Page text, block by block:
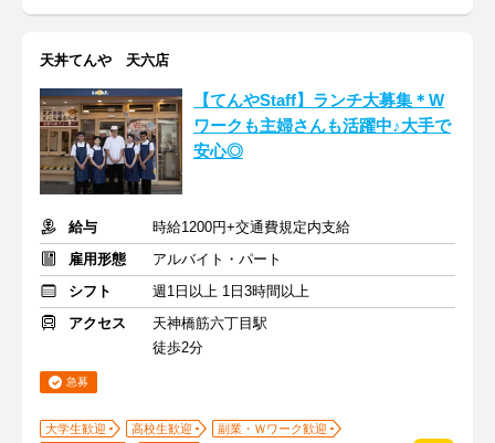
天丼てんや 天六店
【てんやStaff】ランチ大募集＊W
ワークも主婦さんも活躍中♪大手で
安心◎
給与
時給1200円+交通費規定内支給
雇用形態
アルバイト・パート
シフト
週1日以上 1日3時間以上
アクセス
天神橋筋六丁目駅
徒歩2分
急募
大学生歓迎 高校生歓迎
副業・Ｗワーク歓迎